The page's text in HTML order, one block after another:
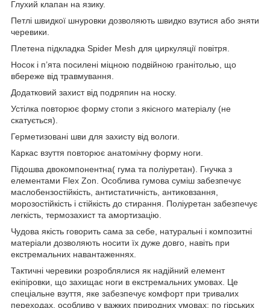
Глухий клапан на язику.
Петлі швидкої шнуровки дозволяють швидко взутися або зняти
черевики.
Плетена підкладка Spider Mesh для циркуляції повітря.
Носок і п’ята посилені міцною подвійною гранітолью, що
вбереже від травмування.
Додатковий захист від подряпин на носку.
Устілка повторює форму стопи з якісного матеріалу (не
скатується).
Герметизовані шви для захисту від вологи.
Каркас взуття повторює анатомічну форму ноги.
Підошва двокомпонентна( гума та поліуретан). Гнучка з
елементами Flex Zon. Особлива гумова суміш забезпечує
маслобензостійкість, антистатичність, антиковзання,
морозостійкість і стійкість до стирання. Поліуретан забезпечує
легкість, термозахист та амортизацію.
Чудова якість говорить сама за себе, натуральні і композитні
матеріали дозволяють носити їх дуже довго, навіть при
екстремальних навантаженнях.
Тактичні черевики розроблялися як надійний елемент
екіпіровки, що захищає ноги в екстремальних умовах. Це
спеціальне взуття, яке забезпечує комфорт при тривалих
переходах, особливо у важких природних умовах: по гірських